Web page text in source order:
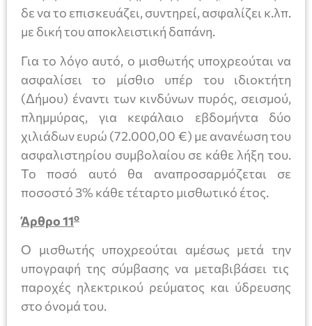
δε να το επισκευάζει, συντηρεί, ασφαλίζει κ.λπ.
με δική του αποκλειστική δαπάνη.
Για το λόγο αυτό, ο μισθωτής υποχρεούται να
ασφαλίσει το μίσθιο υπέρ του ιδιοκτήτη
(Δήμου) έναντι των κινδύνων πυρός, σεισμού,
πλημμύρας, για κεφάλαιο εβδομήντα δύο
χιλιάδων ευρώ (72.000,00 €) με ανανέωση του
ασφαλιστηρίου συμβολαίου σε κάθε λήξη του.
Το ποσό αυτό θα αναπροσαρμόζεται σε
ποσοστό 3% κάθε τέταρτο μισθωτικό έτος.
Άρθρο 11ο
Ο μισθωτής υποχρεούται αμέσως μετά την
υπογραφή της σύμβασης να μεταβιβάσει τις
παροχές ηλεκτρικού ρεύματος και ύδρευσης
στο όνομά του.